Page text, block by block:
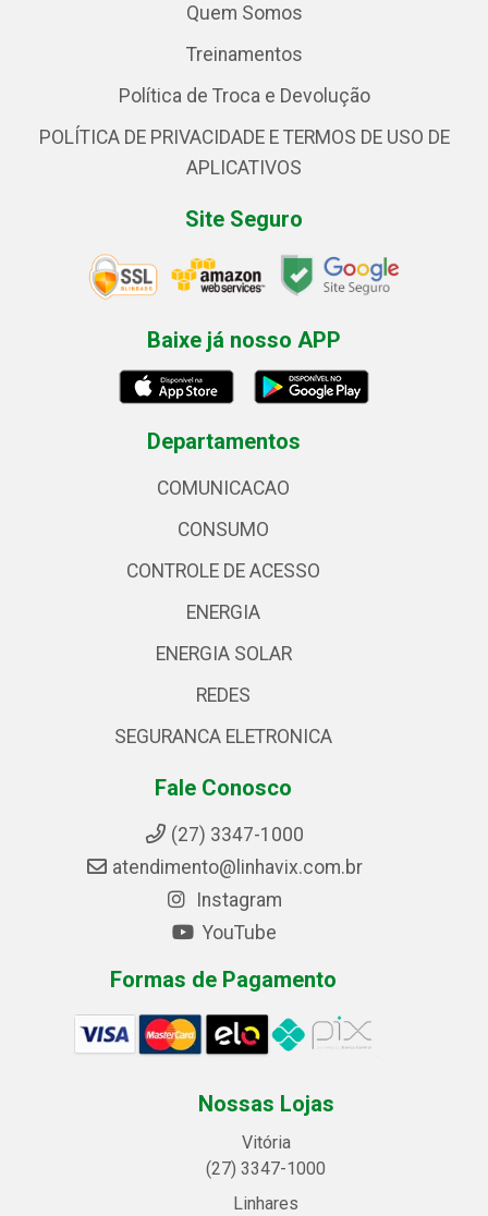
Quem Somos
Treinamentos
Política de Troca e Devolução
POLÍTICA DE PRIVACIDADE E TERMOS DE USO DE
APLICATIVOS
Site Seguro
Baixe já nosso APP
Departamentos
COMUNICACAO
CONSUMO
CONTROLE DE ACESSO
ENERGIA
ENERGIA SOLAR
REDES
SEGURANCA ELETRONICA
Fale Conosco
(27) 3347-1000
atendimento@linhavix.com.br
Instagram
YouTube
Formas de Pagamento
Nossas Lojas
Vitória
(27) 3347-1000
Linhares